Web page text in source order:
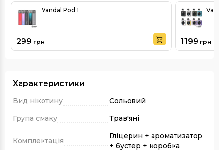
Vandal Pod 1
299 грн 1199 грн
Характеристики
Вид нікотину
Сольовий
Група смаку
Трав'яні
Комплектація
Гліцерин + ароматизатор
+ бустер + коробка